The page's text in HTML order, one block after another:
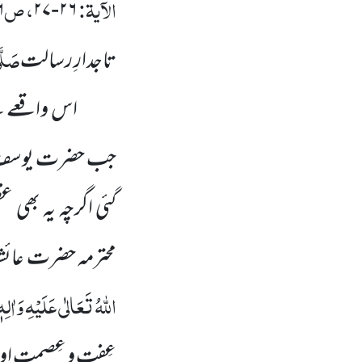
۲۶-۲۷
تاجدارِ رسالت
اس واقعے
جب حضرت
گئی اگرچہ یہ
محترمہ حضرت
اللہُ تَعَالٰی عَلَیْہِ